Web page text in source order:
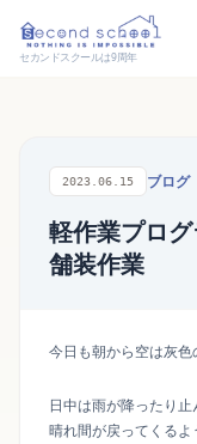
セカンドスクールは9周年
2023.06.15 ブログ
軽作業プロ
舗装作業
今日も朝から空は灰色
日中は雨が降ったり
晴れ間が戻ってくる